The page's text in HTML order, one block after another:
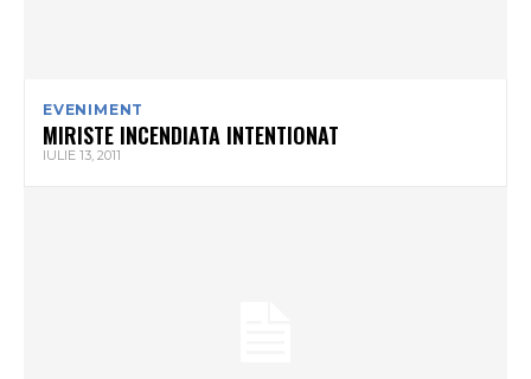
EVENIMENT
MIRISTE INCENDIATA INTENTIONAT
IULIE 13, 2011